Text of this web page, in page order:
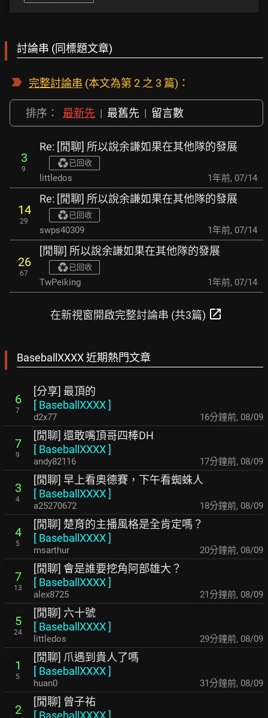
討論串 (同標題文章)
完整討論串 (本文為第 2 之 3 篇)：
排序： 最新先 | 最舊先 | 留言數
3
9
Re: [閒聊] 所以說余謙如果在其他隊的發展
已回收
littledos 1年前, 07/14
14
29
Re: [閒聊] 所以說余謙如果在其他隊的發展
已回收
swps40309 1年前, 07/14
26
67
[閒聊] 所以說余謙如果在其他隊的發展
已回收
TwPeiking 1年前, 07/14
在新視窗開啟完整討論串 (共3篇) open_in_new
BaseballXXXX 近期熱門文章
6
7
[分享] 最頂的
[ BaseballXXXX]
d2x77 16分鐘前, 08/09
7
9
[閒聊] 還敢嘴頂哥四棒DH
[ BaseballXXXX]
andy82116 17分鐘前, 08/09
3
4
[閒聊] 早上看奧德賽，下午看蜘蛛人
[ BaseballXXXX]
a25270672 18分鐘前, 08/09
4
5
[閒聊] 楚育的主播風格是全肯定嗎？
[ BaseballXXXX]
msarthur 20分鐘前, 08/09
7
13
[閒聊] 會是誰要挖角阿部雄大？
[ BaseballXXXX]
alex8725 21分鐘前, 08/09
5
24
[閒聊] 六十號
[ BaseballXXXX]
littledos 29分鐘前, 08/09
1
5
[閒聊] 爪遇到貴人了嗎
[ BaseballXXXX]
huan0 31分鐘前, 08/09
2
[閒聊] 曾子祐